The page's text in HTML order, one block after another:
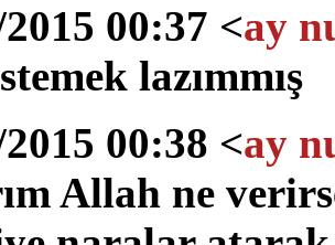
00:37 <ay
lazımmış
00:38 <ay
Allah ne